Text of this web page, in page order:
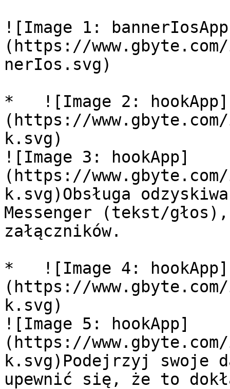
![Image 1:
(https://www.gbyte.com/
nerIos.svg)
*   ![Image 2: hookApp]
(https://www.gbyte.com/
k.svg)
![Image 3: hookApp]
(https://www.gbyte.com/
k.svg)Obsługa
Messenger (tekst/
załączników.
*   ![Image 4: hookApp]
(https://www.gbyte.com/
k.svg)
![Image 5: hookApp]
(https://www.gbyte.com/
k.svg)Podejrzyj swoje
upewnić się, że to